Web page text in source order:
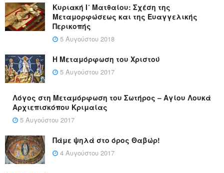
Κυριακή Ι´ Ματθαίου: Σχέση της
Μεταμορφώσεως και της Ευαγγελικής
Περικοπής
5 Αυγούστου 2018
Η Μεταμόρφωση του Χριστού
5 Αυγούστου 2017
Λόγος στη Μεταμόρφωση του Σωτήρος – Αγίου Λουκά
Αρχιεπισκόπου Κριμαίας
5 Αυγούστου 2017
Πάμε ψηλά στο όρος Θαβώρ!
4 Αυγούστου 2017